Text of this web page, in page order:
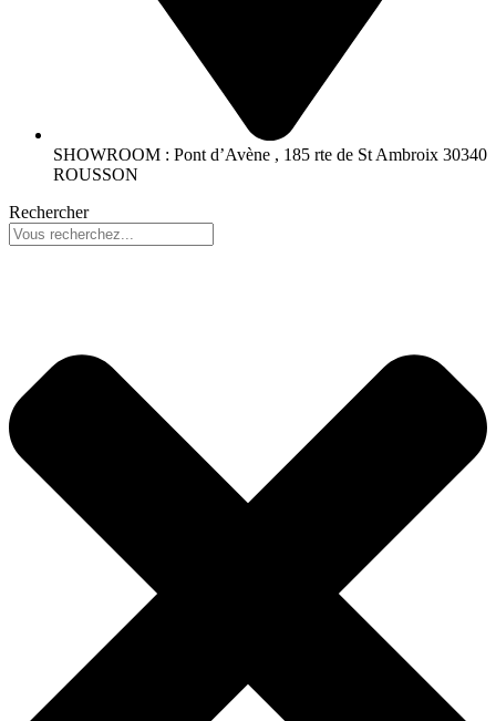
SHOWROOM : Pont d’Avène , 185 rte de St Ambroix 30340
ROUSSON
Rechercher